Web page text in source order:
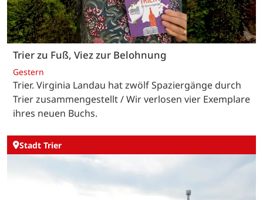
Trier zu Fuß, Viez zur Belohnung
Gestern
Trier. Virginia Landau hat zwölf Spaziergänge durch
Trier zusammengestellt / Wir verlosen vier Exemplare
ihres neuen Buchs.
Stadt Trier